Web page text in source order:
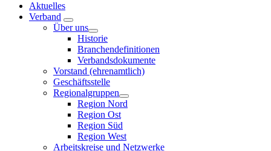
Aktuelles
Verband
Über uns
Historie
Branchendefinitionen
Verbandsdokumente
Vorstand (ehrenamtlich)
Geschäftsstelle
Regionalgruppen
Region Nord
Region Ost
Region Süd
Region West
Arbeitskreise und Netzwerke